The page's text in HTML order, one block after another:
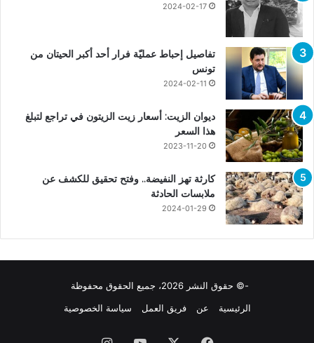
2024-02-17
تفاصيل إحباط عمليّة فرار أحد أكبر الحيتان من
تونس
2024-02-11
ديوان الزيت: أسعار زيت الزيتون في تراجع لتبلغ
هذا السعر
2023-11-20
كارثة تهز النفيضة.. وفتح تحقيق للكشف عن
ملابسات الحادثة
2024-01-29
-© حقوق النشر 2026، جميع الحقوق محفوظة
الرئيسية
عن فريق العمل سياسة الخصوصية